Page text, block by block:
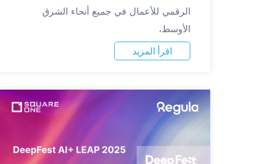
الرقمي للأعمال في جميع أنحاء الشرق
الأوسط،
اقرأ المزيد